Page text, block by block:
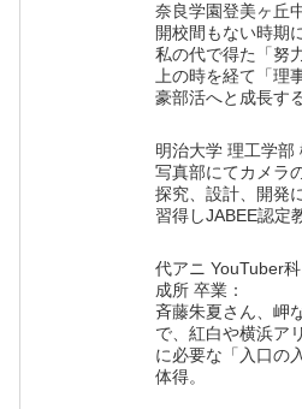
奈良学園登美ヶ丘
開校間もない時期
私の代で得た「努
上の時を経て「理
豪部活へと成長す
明治大学 理工学部
写真部にてカメラ
探究、設計、開発
習得しJABEE認定
代アニ YouTuber
成所 卒業：
斉藤朱夏さん、岬
で、紅白や横浜ア
に必要な「入口の
体得。